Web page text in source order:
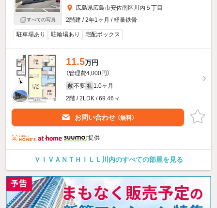
すべての写真
広島県広島市安佐南区川内５丁目
2階建 / 2年1ヶ月 / 軽量鉄骨
駐車場あり 駐輪場あり 宅配ボックス
11.5万円
（管理費4,000円）
敷 不要 礼 1.0ヶ月
2階 / 2LDK / 69.46㎡
お問い合わせ （無料）
提供
ＶＩＶＡＮＴＨＩＬＬ川内のすべての部屋を見る